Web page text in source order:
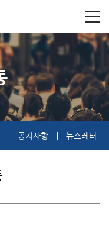
공지사항 뉴스레터